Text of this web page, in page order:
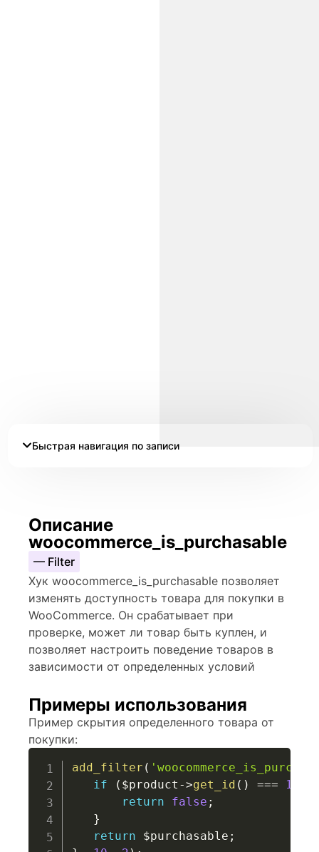
Быстрая навигация по записи
Описание
woocommerce_is_purchasable
— Filter
Хук woocommerce_is_purchasable позволяет
изменять доступность товара для покупки в
WooCommerce. Он срабатывает при
проверке, может ли товар быть куплен, и
позволяет настроить поведение товаров в
зависимости от определенных условий
Примеры использования
Пример скрытия определенного товара от
покупки:
add_filter (
if
( $product ->get_id ( ) === 123
return
false ;
}
return
$purchasable ;